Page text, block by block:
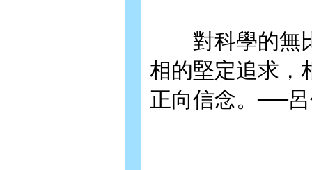
對科學的無比
相的堅定追求，
正向信念。──